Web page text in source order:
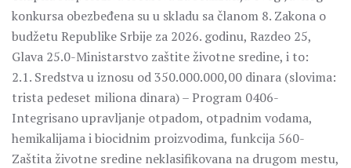
konkursa obezbeđena su u skladu sa članom 8. Zakona o
budžetu Republike Srbije za 2026. godinu, Razdeo 25,
Glava 25.0-Ministarstvo zaštite životne sredine, i to:
2.1. Sredstva u iznosu od 350.000.000,00 dinara (slovima:
trista pedeset miliona dinara) – Program 0406-
Integrisano upravljanje otpadom, otpadnim vodama,
hemikalijama i biocidnim proizvodima, funkcija 560-
Zaštita životne sredine neklasifikovana na drugom mestu,